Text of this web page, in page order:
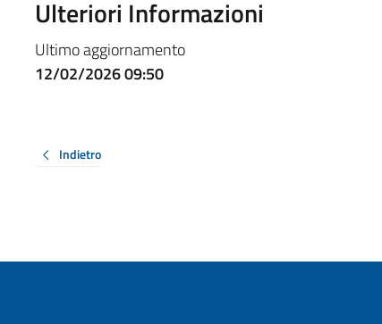
Ulteriori Informazioni
Ultimo aggiornamento
12/02/2026 09:50
Indietro